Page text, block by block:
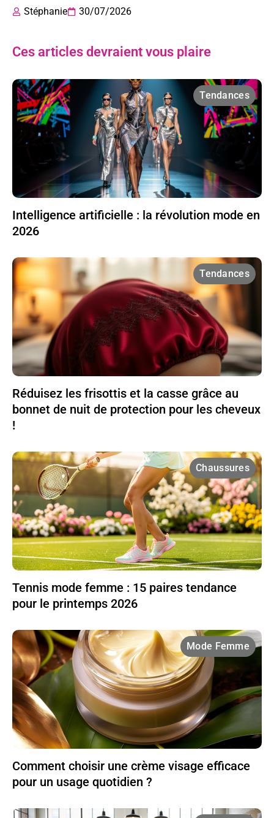
Stéphanie 30/07/2026
Ces articles devraient vous plaire
Tendances
Intelligence artificielle : la révolution mode en
2026
Tendances
Réduisez les frisottis et la casse grâce au
bonnet de nuit de protection pour les cheveux
!
Chaussures
Tennis mode femme : 15 paires tendance
pour le printemps 2026
Mode Femme
Comment choisir une crème visage efficace
pour un usage quotidien ?